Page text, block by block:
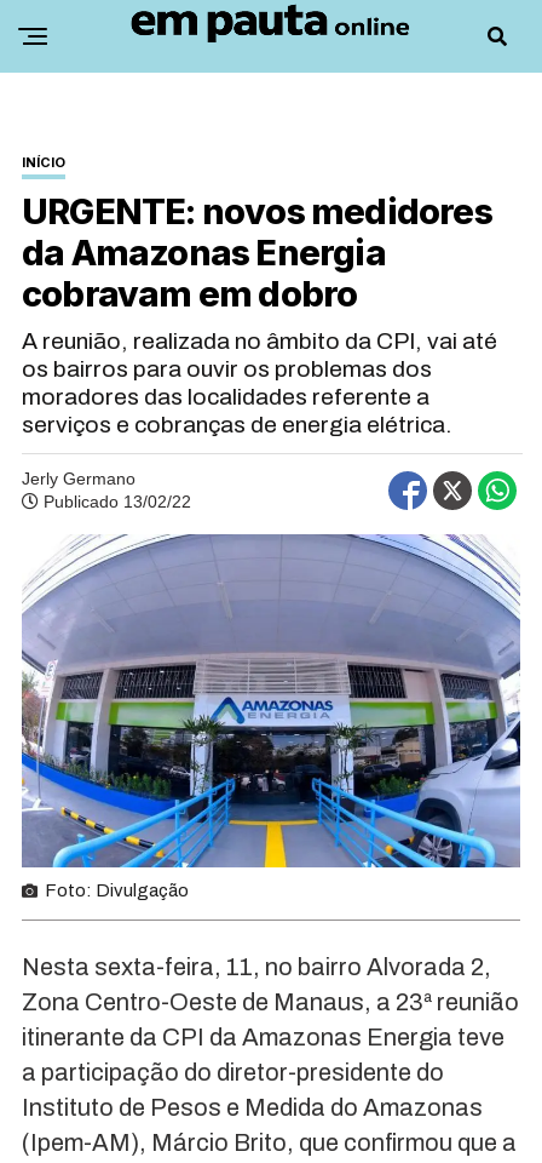
INÍCIO
URGENTE: novos medidores
da Amazonas Energia
cobravam em dobro
A reunião, realizada no âmbito da CPI, vai até
os bairros para ouvir os problemas dos
moradores das localidades referente a
serviços e cobranças de energia elétrica.
Jerly Germano
Publicado 13/02/22
Foto: Divulgação
Nesta sexta-feira, 11, no bairro Alvorada 2,
Zona Centro-Oeste de Manaus, a 23ª reunião
itinerante da CPI da Amazonas Energia teve
a participação do diretor-presidente do
Instituto de Pesos e Medida do Amazonas
(Ipem-AM), Márcio Brito, que confirmou que a